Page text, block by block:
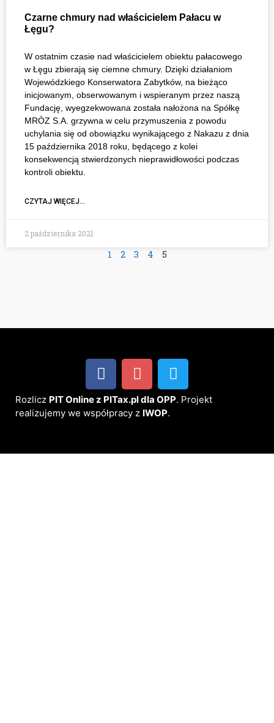
Czarne chmury nad właścicielem Pałacu w
Łęgu?
W ostatnim czasie nad właścicielem obiektu pałacowego
w Łęgu zbierają się ciemne chmury. Dzięki działaniom
Wojewódzkiego Konserwatora Zabytków, na bieżąco
inicjowanym, obserwowanym i wspieranym przez naszą
Fundację, wyegzekwowana została nałożona na Spółkę
MRÓZ S.A. grzywna w celu przymuszenia z powodu
uchylania się od obowiązku wynikającego z Nakazu z dnia
15 października 2018 roku, będącego z kolei
konsekwencją stwierdzonych nieprawidłowości podczas
kontroli obiektu.
CZYTAJ WIĘCEJ...
2 października 2021
1 2 3 4 5
Rozlicz PIT Online z PITax.pl dla OPP. Projekt
realizujemy we współpracy z IWOP.